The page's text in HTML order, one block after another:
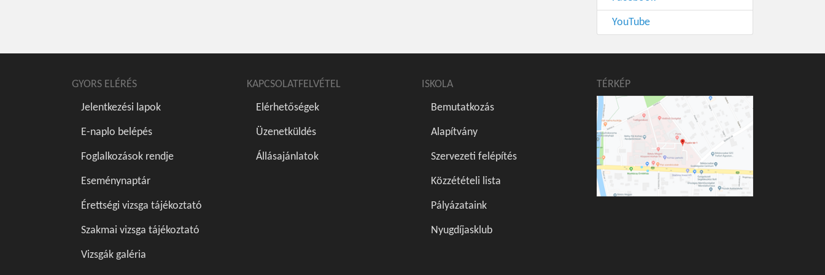
YouTube
GYORS ELÉRÉS
Jelentkezési lapok
E-naplo belépés
Foglalkozások rendje
Eseménynaptár
Érettségi vizsga tájékoztató
Szakmai vizsga tájékoztató
Vizsgák galéria
KAPCSOLATFELVÉTEL
Elérhetőségek
Üzenetküldés
Állásajánlatok
ISKOLA
Bemutatkozás
Alapítvány
Szervezeti felépítés
Közzétételi lista
Pályázataink
Nyugdíjasklub
TÉRKÉP